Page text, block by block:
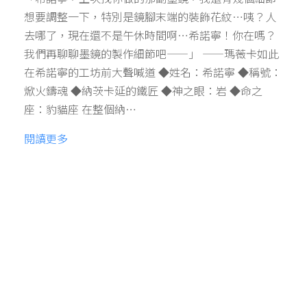
想要調整一下，特別是鏡腳末端的裝飾花紋…咦？人
去哪了，現在還不是午休時間啊…希諾寧！你在嗎？
我們再聊聊墨鏡的製作細節吧——」 ——瑪薇卡如此
在希諾寧的工坊前大聲喊道 ◆姓名：希諾寧 ◆稱號：
焮火鑄魂 ◆納茨卡延的鐵匠 ◆神之眼：岩 ◆命之
座：豹貓座 在整個納…
閱讀更多